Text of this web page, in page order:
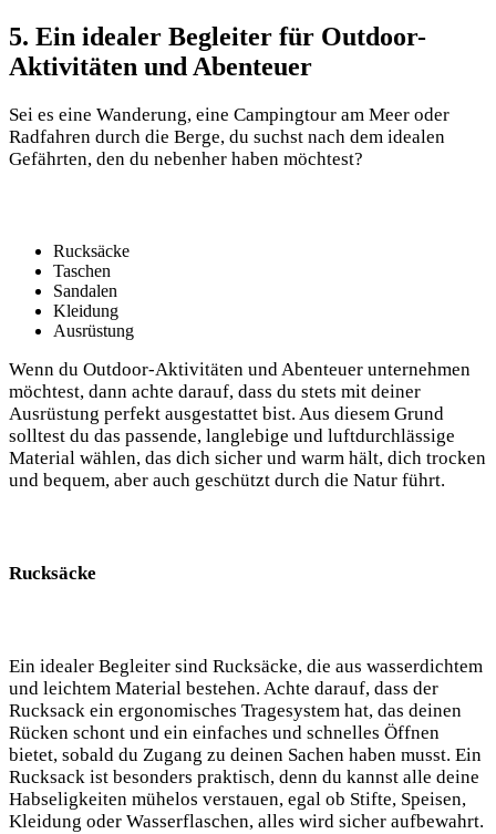
5. Ein idealer Begleiter für Outdoor-
Aktivitäten und Abenteuer
Sei es eine Wanderung, eine Campingtour⁤ am Meer oder
Radfahren durch die⁢ Berge, du suchst nach dem⁤ idealen
Gefährten, den du nebenher haben möchtest? ⁢
Rucksäcke
Taschen
Sandalen
Kleidung
Ausrüstung
Wenn du Outdoor-Aktivitäten und Abenteuer unternehmen
möchtest, dann achte ‌darauf, dass ⁢du ‍stets mit deiner
Ausrüstung perfekt ausgestattet​ bist. Aus diesem Grund
solltest du das passende, langlebige‍ und luftdurchlässige
Material​ wählen, das dich sicher ⁤und warm ‍hält, dich trocken
und bequem,⁤ aber auch geschützt durch die Natur führt.
Rucksäcke
Ein ⁢idealer Begleiter sind Rucksäcke, die aus ‌wasserdichtem
⁣und leichtem Material bestehen. Achte darauf, dass der
Rucksack ‌ein ergonomisches Tragesystem hat, das deinen
Rücken‍ schont und ein einfaches und schnelles Öffnen
bietet, sobald du Zugang zu deinen Sachen haben musst. Ein
Rucksack ist besonders praktisch, denn du⁣ kannst alle deine
Habseligkeiten mühelos verstauen, egal ob ⁤Stifte, Speisen,
Kleidung oder Wasserflaschen, alles wird sicher​ aufbewahrt.